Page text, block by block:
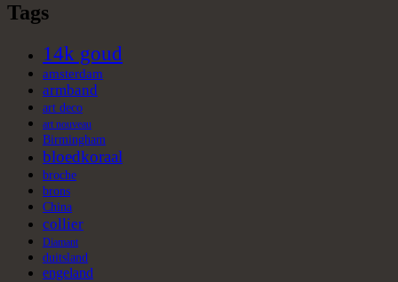
Tags
14k goud
amsterdam
armband
art deco
art nouveau
Birmingham
bloedkoraal
broche
brons
China
collier
Diamant
duitsland
engeland